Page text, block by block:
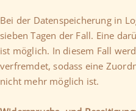
Bei der Datenspeicherung in
sieben Tagen der Fall. Eine
ist möglich. In diesem Fall
verfremdet, sodass eine
nicht mehr möglich ist.